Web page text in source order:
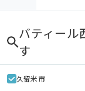
バティール
す
久留米市